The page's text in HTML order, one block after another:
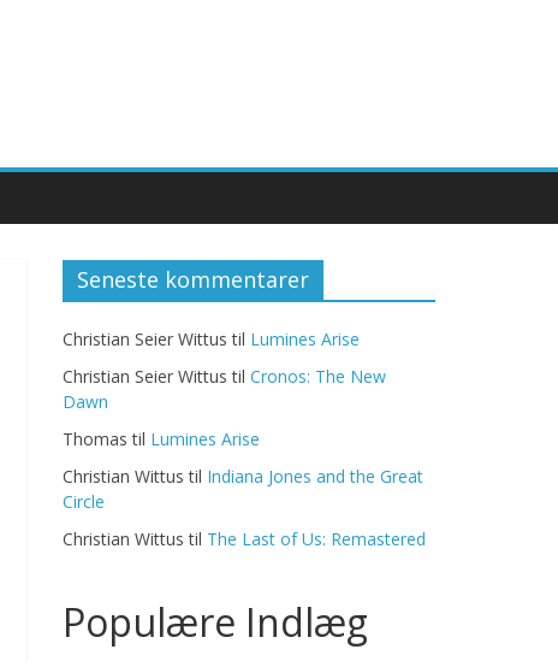
Seneste kommentarer
Christian Seier Wittus til Lumines Arise
Christian Seier Wittus til Cronos: The New
Dawn
Thomas til Lumines Arise
Christian Wittus til Indiana Jones and the Great
Circle
Christian Wittus til The Last of Us: Remastered
Populære Indlæg